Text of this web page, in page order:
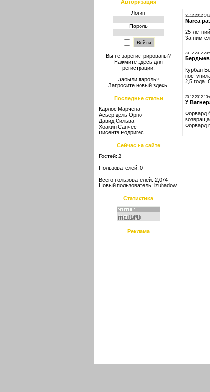
Авторизация
Логин
Пароль
Вы не зарегистрированы?
Нажмите здесь для
регистрации.
Забыли пароль?
Запросите новый здесь.
Последние статьи
Карлос Марчена
Асьер дель Орно
Давид Сильва
Хоакин Санчес
Висенте Родригес
Сейчас на сайте
Гостей: 2
Пользователей: 0
Всего пользователей: 2,074
Новый пользователь: izuhadow
Статистика
Реклама
31.12.2012
Marca
25-
За ним
30.12.2012
Бердыев
Курбан
2,5 года.
30.12.2012
У
Форвард
Форвард